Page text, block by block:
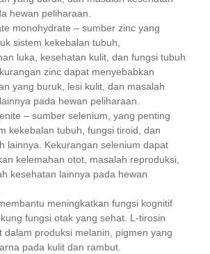
hewan peliharaan.
monohydrate – sumber zinc yang
sistem kekebalan tubuh,
luka, kesehatan kulit, dan fungsi tubuh
zinc dapat menyebabkan
yang buruk, lesi kulit, dan masalah
pada hewan peliharaan.
– sumber selenium, yang penting
kekebalan tubuh, fungsi tiroid, dan
lainnya. Kekurangan selenium dapat
kelemahan otot, masalah reproduksi,
kesehatan lainnya pada hewan
meningkatkan fungsi kognitif
fungsi otak yang sehat. L-tirosin
dalam produksi melanin, pigmen yang
pada kulit dan rambut.